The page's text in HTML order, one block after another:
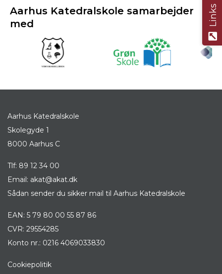
Aarhus Katedralskole samarbejder
med
Aarhus Katedralskole
Skolegyde 1
8000 Aarhus C
Tlf: 89 12 34 00
Email: akat@akat.dk
Sådan sender du sikker mail til Aarhus Katedralskole
EAN: 5 79 80 00 55 87 86
CVR: 29554285
Konto nr.: 0216 4069033830
Cookiepolitik
Links